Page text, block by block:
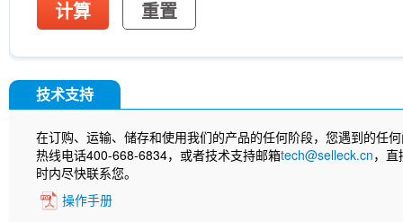
计算 重置
技术支持
在订购、运输、储存和使用我们的产品的任何阶段，您遇到的任
热线电话400-668-6834，或者技术支持邮箱tech@selleck.cn，
时内尽快联系您。
操作手册